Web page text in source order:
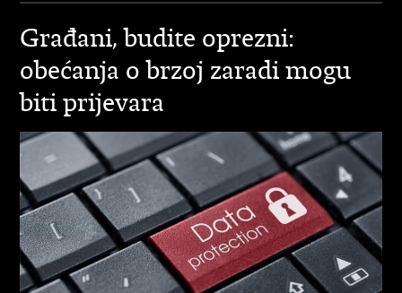
Građani, budite oprezni:
obećanja o brzoj zaradi mogu
biti prijevara